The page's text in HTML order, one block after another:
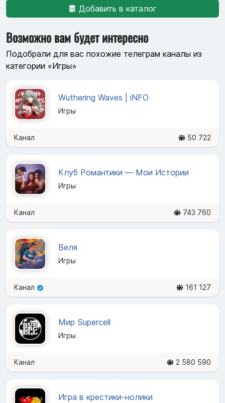
Добавить в каталог
Возможно вам будет интересно
Подобрали для вас похожие телеграм каналы из
категории «Игры»
Wuthering Waves | iNFO
Игры
Канал 50 722
Клуб Романтики — Мои Истории
Игры
Канал 743 760
Веля
Игры
Канал 161 127
Мир Supercell
Игры
Канал 2 580 590
Игра в крестики-нолики